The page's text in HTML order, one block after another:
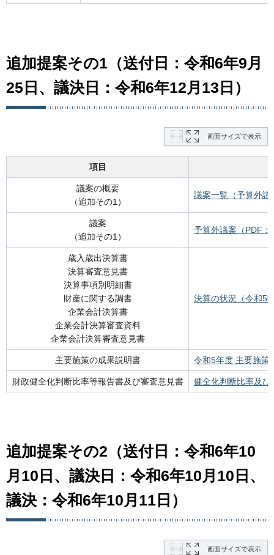
追加提案その1（送付日：令和6年9月
25日、議決日：令和6年12月13日）
画面サイズで表示
項目
議案の概要
（追加その1）
議案一覧（予算外
議案
（追加その1）
予算外議案（PDF：
歳入歳出決算書
決算審査意見書
決算事項別明細書
財産に関する調書
企業会計決算書
企業会計決算審査資料
企業会計決算審査意見書
決算の状況（令和5
主要施策の成果説明書 令和5年度 主要施策
財政健全化判断比率等報告書及び審査意見書 健全化判断比率及
追加提案その2（送付日：令和6年10
月10日、議決日：令和6年10月10日、
議決：令和6年10月11日 ）
画面サイズで表示